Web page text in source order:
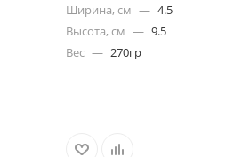
Ширина, см — 4.5
Высота, см — 9.5
Вес — 270гр